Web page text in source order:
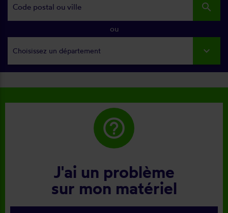
search
ou
Choisissez un département
help_outline
J'ai un problème
sur mon matériel